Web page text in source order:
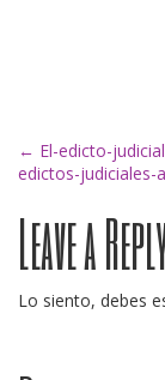
Post
← El-edicto-
edictos-judiciales-
Leave a
Lo siento, debes